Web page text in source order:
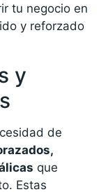
tu negocio en
y reforzado
y
de
que
Estas